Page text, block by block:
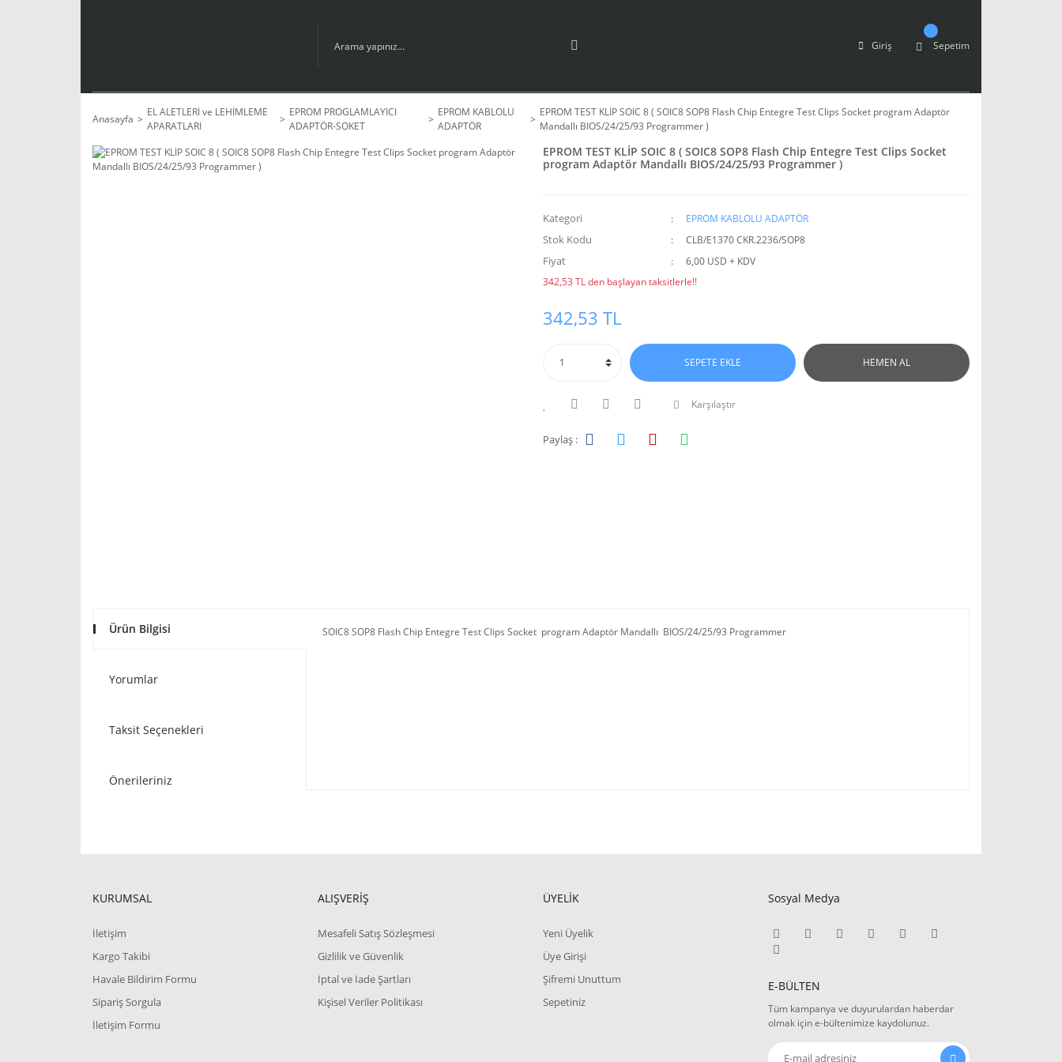
Giriş Sepetim
Anasayfa
EL ALETLERİ ve LEHİMLEME
APARATLARI
EPROM PROGLAMLAYICI
ADAPTÖR-SOKET
EPROM KABLOLU
ADAPTÖR
EPROM TEST KLİP SOIC 8 ( SOIC8 SOP8 Flash Chip Entegre Test Clips Socket program Adaptör
Mandallı BIOS/24/25/93 Programmer )
EPROM TEST KLİP SOIC 8 ( SOIC8 SOP8 Flash Chip Entegre Test Clips Socket
program Adaptör Mandallı BIOS/24/25/93 Programmer )
Kategori EPROM KABLOLU ADAPTÖR
Stok Kodu CLB/E1370 CKR.2236/SOP8
Fiyat
6,00 USD + KDV
342,53 TL den başlayan taksitlerle!!
342,53 TL
SEPETE EKLE HEMEN AL
Karşılaştır
Paylaş :
Ürün Bilgisi
Yorumlar
Taksit Seçenekleri
Önerileriniz
SOIC8 SOP8 Flash Chip Entegre Test Clips Socket program Adaptör Mandallı BIOS/24/25/93 Programmer
KURUMSAL
İletişim
Kargo Takibi
Havale Bildirim Formu
Sipariş Sorgula
İletişim Formu
ALIŞVERİŞ
Mesafeli Satış Sözleşmesi
Gizlilik ve Güvenlik
İptal ve İade Şartları
Kişisel Veriler Politikası
ÜYELİK
Yeni Üyelik
Üye Girişi
Şifremi Unuttum
Sepetiniz
Sosyal Medya
E-BÜLTEN
Tüm kampanya ve duyurulardan haberdar
olmak için e-bültenimize kaydolunuz.